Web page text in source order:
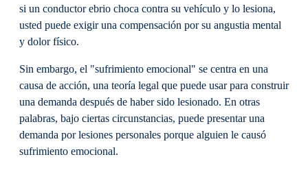
si un conductor ebrio choca contra su vehículo y lo lesiona,
usted puede exigir una compensación por su angustia mental
y dolor físico.
Sin embargo, el "sufrimiento emocional" se centra en una
causa de acción, una teoría legal que puede usar para construir
una demanda después de haber sido lesionado. En otras
palabras, bajo ciertas circunstancias, puede presentar una
demanda por lesiones personales porque alguien le causó
sufrimiento emocional.